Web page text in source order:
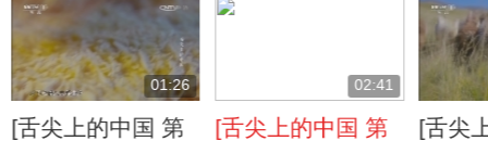
01:26
[舌尖上的中国 第
02:41
[舌尖上的中国 第
[舌尖